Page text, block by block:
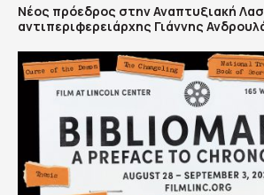
Νέος πρόεδρος στην Αναπτυξιακή
αντιπεριφερειάρχης Γιάννης